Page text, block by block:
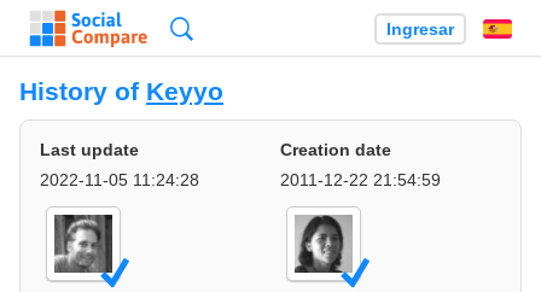
Ingresar
History of Keyyo
Last update
2022-11-05 11:24:28
Creation date
2011-12-22 21:54:59